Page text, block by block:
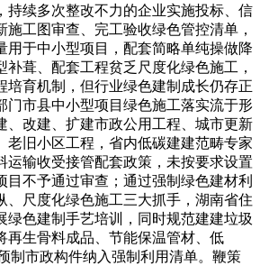
持续多次整改不力的企业实施投标、信
施工图审查、完工验收绿色管控清单，
用于中小型项目，配套简略单纯操做降
补葺、配套工程贫乏尺度化绿色施工，
培育机制，但行业绿色建制成长仍存正
门市县中小型项目绿色施工落实流于形
、改建、扩建市政公用工程、城市更新
老旧小区工程，省内低碳建建范畴专家
运输收受接管配套政策，未按要求设置
目不予通过审查；通过强制绿色建材利
、尺度化绿色施工三大抓手，湖南省住
绿色建制手艺培训，同时规范建建垃圾
再生骨料成品、节能保温管材、低
制市政构件纳入强制利用清单。鞭策